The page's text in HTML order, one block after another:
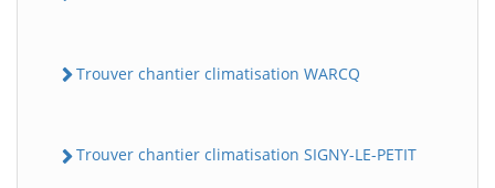
Trouver chantier climatisation WARCQ
Trouver chantier climatisation SIGNY-LE-PETIT